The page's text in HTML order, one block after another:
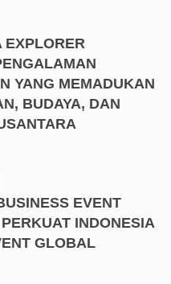
EXPLORER
YANG MEMADUKAN
BUDAYA, DAN
EVENT
INDONESIA
GLOBAL